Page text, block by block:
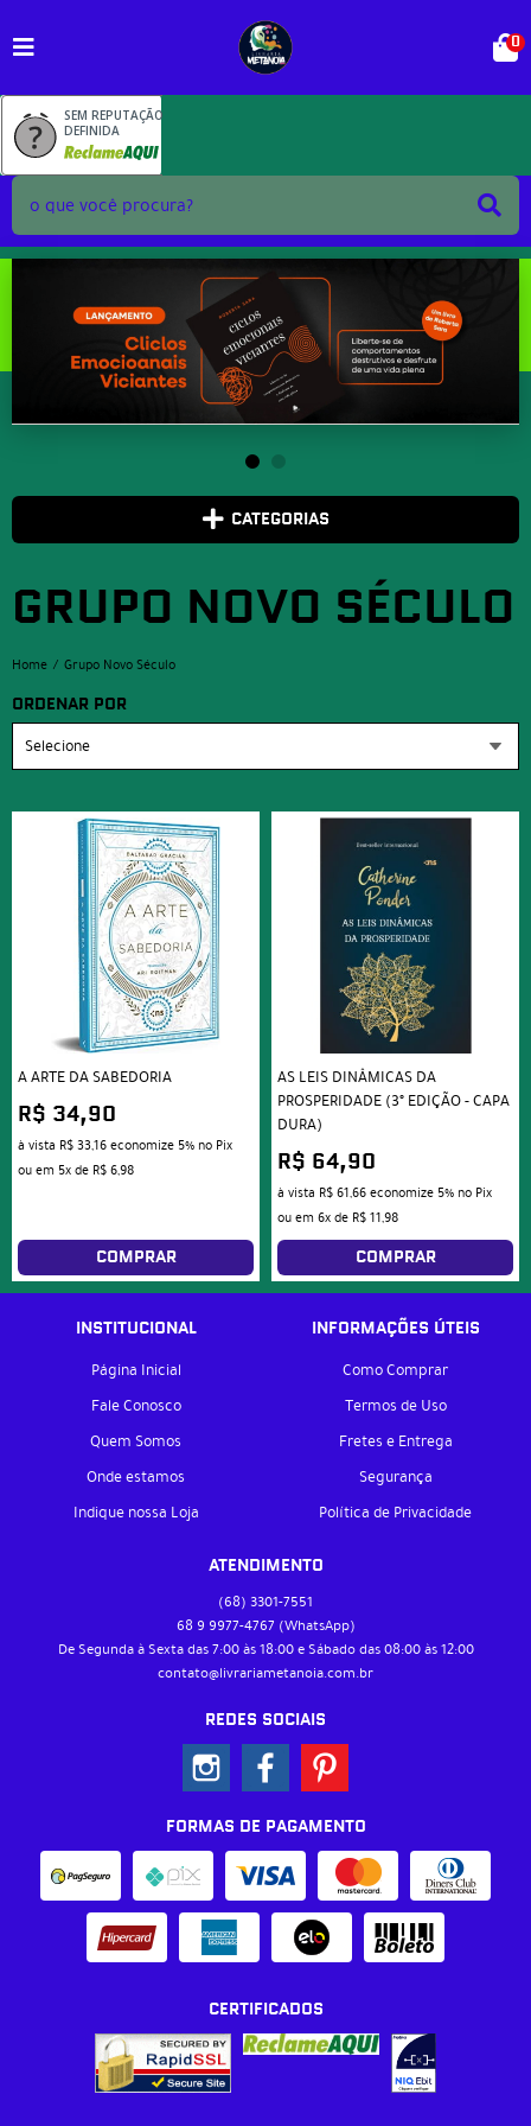
SEM REPUTAÇÃO
DEFINIDA
0
CATEGORIAS
GRUPO NOVO SÉCULO
Home Grupo Novo Século
ORDENAR POR
Selecione
A ARTE DA SABEDORIA
R$ 34,90
à vista R$ 33,16economize 5% no Pix
ou em 5xde R$ 6,98
COMPRAR
AS LEIS DINÂMICAS DA
PROSPERIDADE (3º EDIÇÃO - CAPA
DURA)
R$ 64,90
à vista R$ 61,66economize 5% no Pix
ou em 6xde R$ 11,98
COMPRAR
INSTITUCIONAL
Página Inicial
Fale Conosco
Quem Somos
Onde estamos
Indique nossa Loja
INFORMAÇÕES ÚTEIS
Como Comprar
Termos de Uso
Fretes e Entrega
Segurança
Política de Privacidade
ATENDIMENTO
(68) 3301-7551
68 9 9977-4767 (WhatsApp)
De Segunda à Sexta das 7:00 às 18:00 e Sábado das 08:00 às 12:00
contato@livrariametanoia.com.br
REDES SOCIAIS
FORMAS DE PAGAMENTO
CERTIFICADOS